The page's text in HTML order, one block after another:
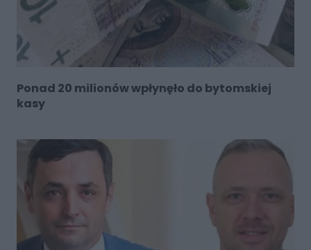
Ponad 20 milionów wpłynęło do bytomskiej
kasy